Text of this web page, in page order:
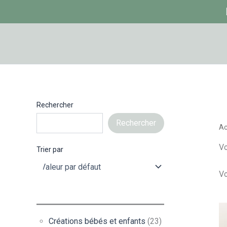
Rechercher
Rechercher
Trier par
Créations bébés et enfants (23)